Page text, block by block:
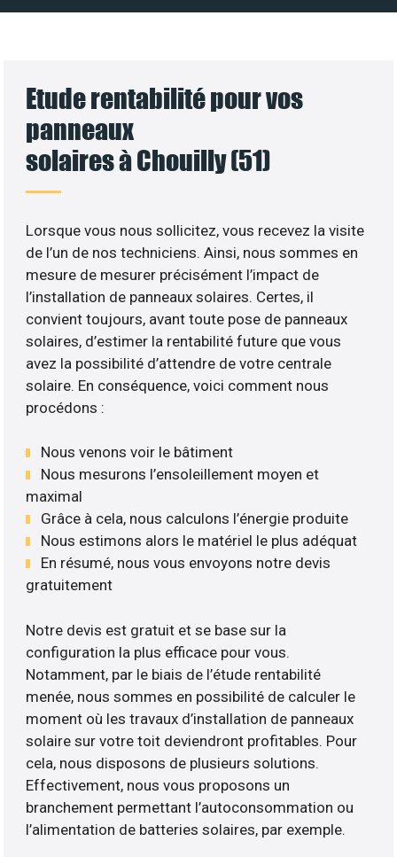
Etude rentabilité pour vos
panneaux
solaires à Chouilly (51)
Lorsque vous nous sollicitez, vous recevez la visite
de l’un de nos techniciens. Ainsi, nous sommes en
mesure de mesurer précisément l’impact de
l’installation de panneaux solaires. Certes, il
convient toujours, avant toute pose de panneaux
solaires, d’estimer la rentabilité future que vous
avez la possibilité d’attendre de votre centrale
solaire. En conséquence, voici comment nous
procédons :
Nous venons voir le bâtiment
Nous mesurons l’ensoleillement moyen et
maximal
Grâce à cela, nous calculons l’énergie produite
Nous estimons alors le matériel le plus adéquat
En résumé, nous vous envoyons notre devis
gratuitement
Notre devis est gratuit et se base sur la
configuration la plus efficace pour vous.
Notamment, par le biais de l’étude rentabilité
menée, nous sommes en possibilité de calculer le
moment où les travaux d’installation de panneaux
solaire sur votre toit deviendront profitables. Pour
cela, nous disposons de plusieurs solutions.
Effectivement, nous vous proposons un
branchement permettant l’autoconsommation ou
l’alimentation de batteries solaires, par exemple.